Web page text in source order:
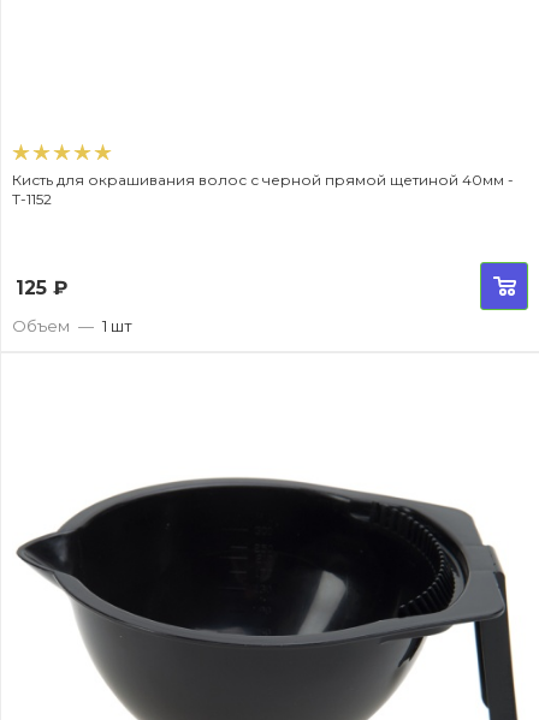
Кисть для окрашивания волос с черной прямой щетиной 40мм -
T-1152
125 ₽
Объем — 1 шт